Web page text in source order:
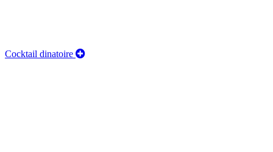
Cocktail dinatoire